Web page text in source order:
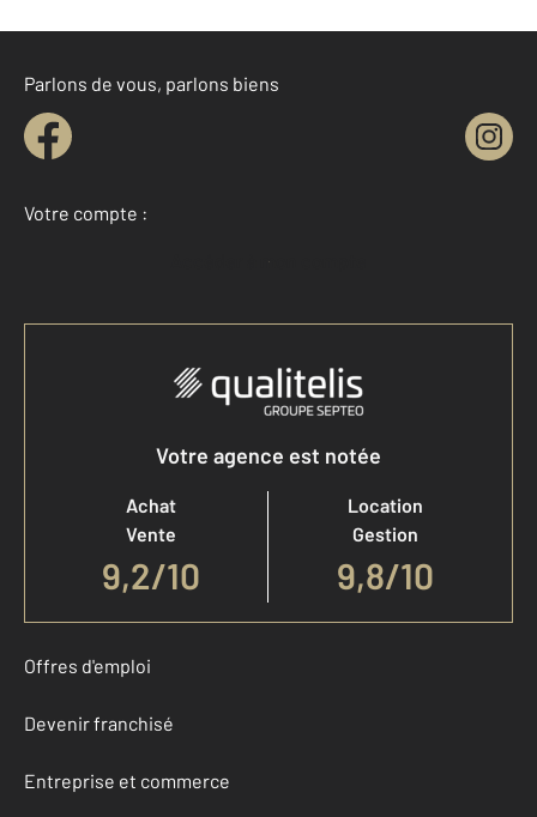
Parlons de vous, parlons biens
Votre compte :
Accéder à mon compte
Votre agence est notée
Achat
Vente
9,2/10
Location
Gestion
9,8/10
Offres d'emploi
Devenir franchisé
Entreprise et commerce